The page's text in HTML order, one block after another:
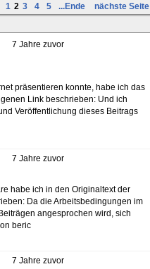
1 2 3 4 5 ...Ende nächste Seite
7 Jahre zuvor
präsentieren konnte, habe ich das
Link beschrieben: Und ich
Veröffentlichung dieses Beitrags
7 Jahre zuvor
habe ich in den Originaltext der
Da die Arbeitsbedingungen im
angesprochen wird, sich
beric
7 Jahre zuvor